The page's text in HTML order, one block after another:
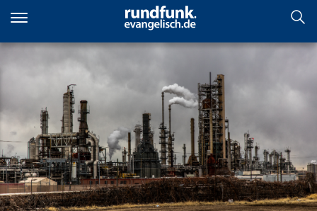
zum
Inhalt
Apokalyptisches Klima